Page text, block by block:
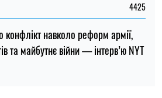
4425
конфлікт навколо реформ армії,
та майбутнє війни — інтерв’ю NYT